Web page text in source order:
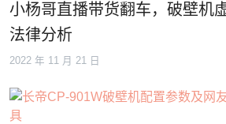
小杨哥直播带货翻车，破壁机
法律分析
2022 年 11 月 21 日